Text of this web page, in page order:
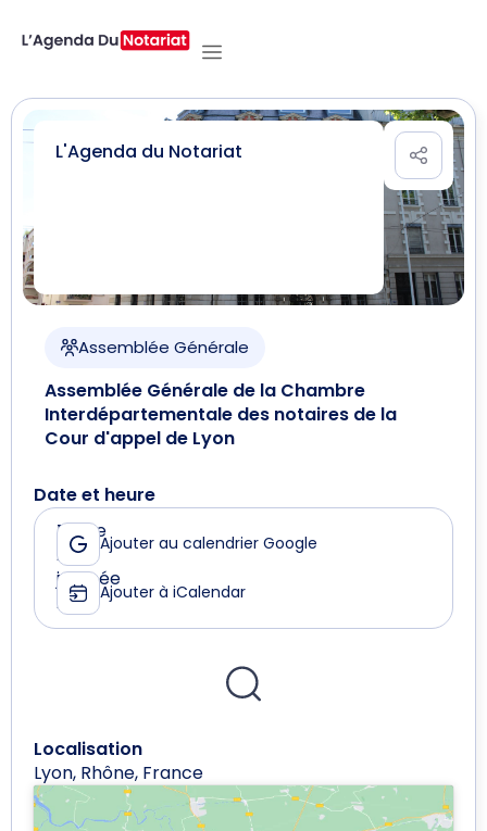
L'Agenda du Notariat
Assemblée Générale
Assemblée Générale de la Chambre
Interdépartementale des notaires de la
Cour d'appel de Lyon
Date et heure
Le
28
mai
2026
Toute
la
journée
Ajouter au calendrier Google
Ajouter à iCalendar
Localisation
Lyon, Rhône, France